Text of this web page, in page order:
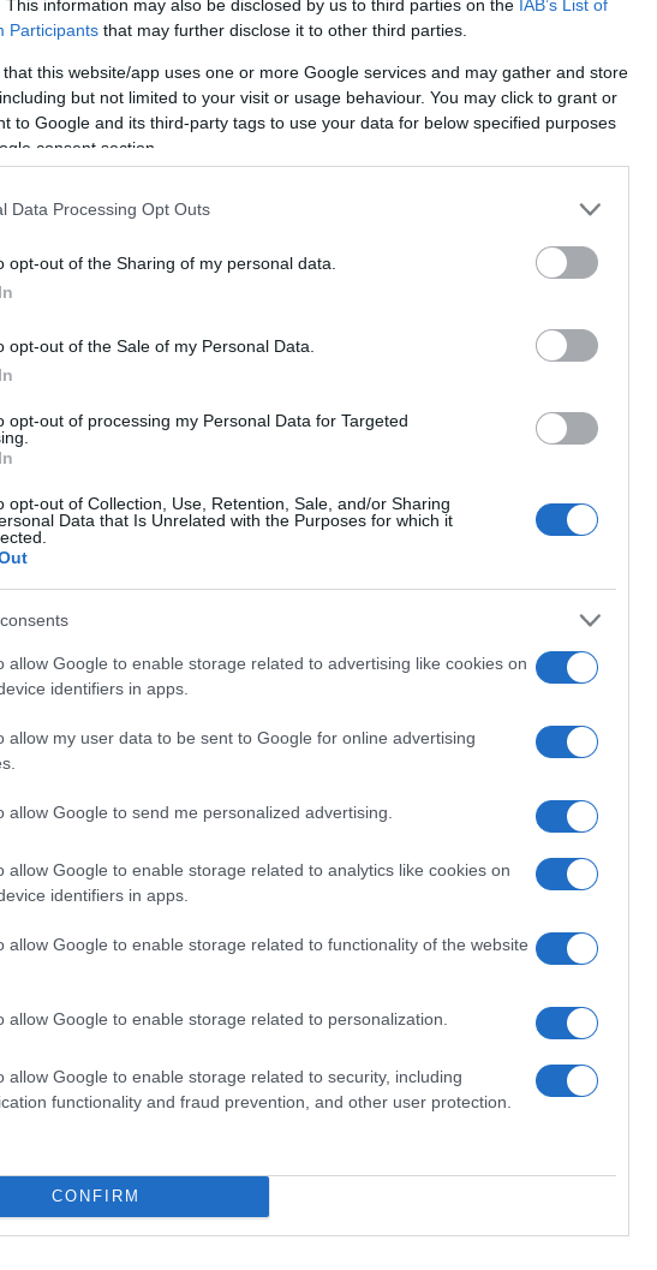
This information may also be disclosed by us to third parties on the IAB’s List of
Participants that may further disclose it to other third parties.
that this website/app uses one or more Google services and may gather and store
but not limited to your visit or usage behaviour. You may click to grant or
to Google and its third-party tags to use your data for below specified purposes
consent section.
Data Processing Opt Outs
opt-out of the Sharing of my personal data.
opt-out of the Sale of my Personal Data.
opt-out of processing my Personal Data for Targeted
opt-out of Collection, Use, Retention, Sale, and/or Sharing
Data that Is Unrelated with the Purposes for which it
allow Google to enable storage related to advertising like cookies on
identifiers in apps.
allow my user data to be sent to Google for online advertising
allow Google to send me personalized advertising.
allow Google to enable storage related to analytics like cookies on
identifiers in apps.
allow Google to enable storage related to functionality of the website
allow Google to enable storage related to personalization.
allow Google to enable storage related to security, including
functionality and fraud prevention, and other user protection.
CONFIRM
principale del sito, di un bollino
della Salute
è regolarmente autorizzato al
area del sito ufficiale del Ministero in cui
dal numero seriale, all’indirizzo del
avvio della vendita sul web.
ricetta medica.
spiccano i medicinali che favoriscono il
altresì quelli che aiutano a smettere di
nella stagione fredda, gli
per favorire il vigore sessuale, i cui numeri
legati al comprensibile desiderio di
si parla di
assenza di diritto di recesso
prezzo vantaggioso, riflettere bene sui
cliccandoqui
nella sezioneLogindal menù del sito o
di GalluraOggi.it
Mario Malu